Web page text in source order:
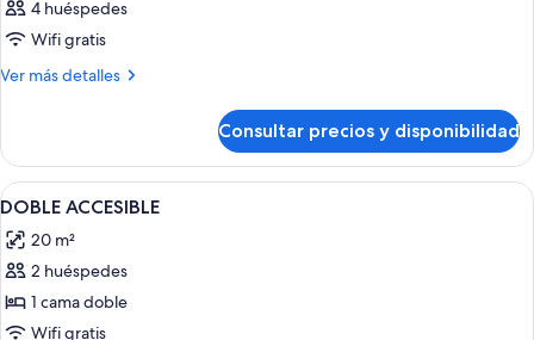
4 huéspedes
Wifi gratis
Ver más detalles
Más
Consultar precios y disponibilidad
Abrir
todas
las
fotos
de
DOBLE
Minibar, caja fuerte, escritorio y wifi
4
DOBLE ACCESIBLE
20 m²
2 huéspedes
1 cama doble
Wifi gratis